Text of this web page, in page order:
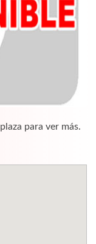
para ver más.